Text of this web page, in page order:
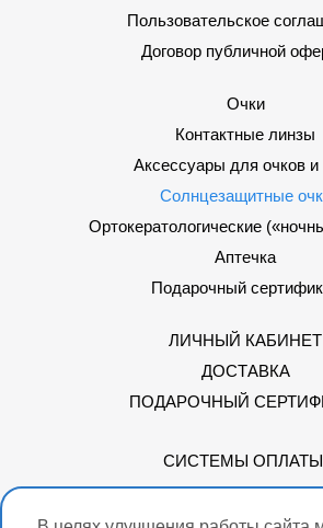
Пользовательское
Договор публичной
Очки
Контактные линзы
Аксессуары для очков
Солнцезащитные
Ортокератологические
Аптечка
Подарочный
ЛИЧНЫЙ КАБИНЕТ
ДОСТАВКА
ПОДАРОЧНЫЙ
СИСТЕМЫ